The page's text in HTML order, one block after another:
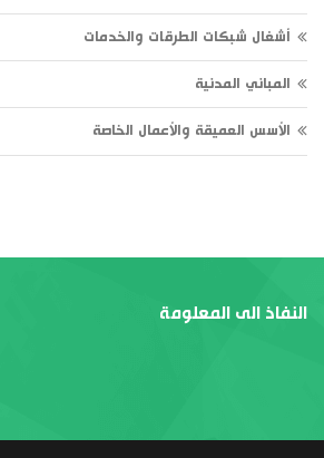
أشغال شبكات الطرقات والخدمات
المباني المدنية
الأسس العميقة والأعمال الخاصة
النفاذ الى المعلومة